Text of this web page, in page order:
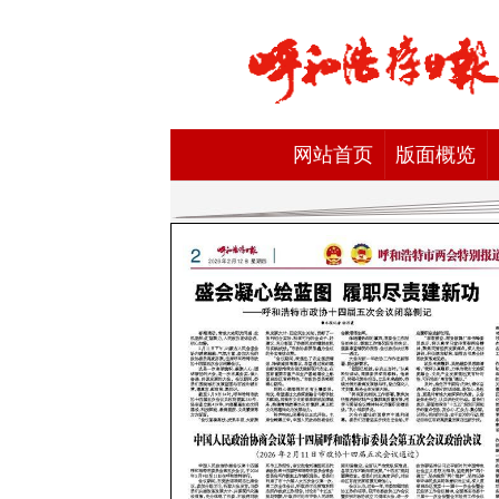
网站首页 版面概览